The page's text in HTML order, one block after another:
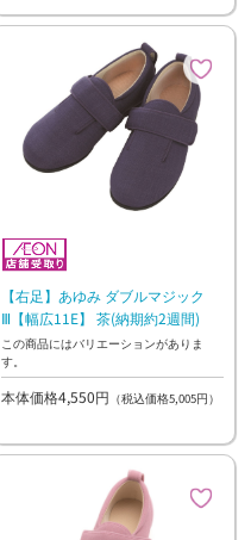
【右足】あゆみ ダブルマジック
Ⅲ【幅広11E】 茶(納期約2週間)
この商品にはバリエーションがありま
す。
本体価格4,550円 （税込価格5,005円）